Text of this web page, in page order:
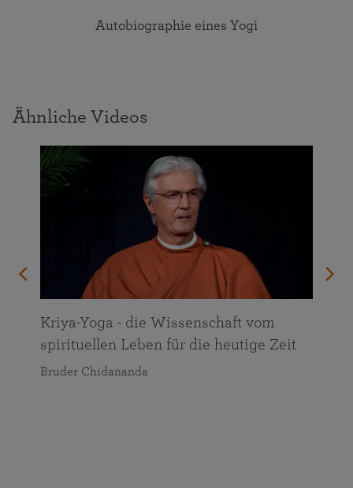
Autobiographie eines Yogi
Ähnliche Videos
Kriya-Yoga - die Wissenschaft vom
spirituellen Leben für die heutige Zeit
Bruder Chidananda